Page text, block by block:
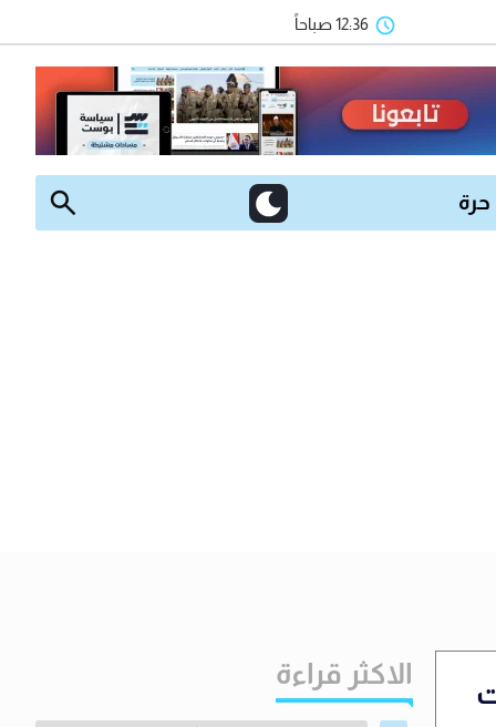
12:36 صباحاً
حرة
الاكثر قراءة